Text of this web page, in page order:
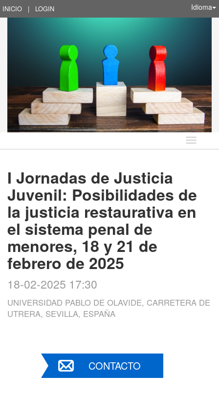
INICIO | LOGIN Idioma
Idioma
I Jornadas de Justicia
Juvenil: Posibilidades de
la justicia restaurativa en
el sistema penal de
menores, 18 y 21 de
febrero de 2025
18-02-2025 17:30
UNIVERSIDAD PABLO DE OLAVIDE, CARRETERA DE
UTRERA, SEVILLA, ESPAÑA
CONTACTO